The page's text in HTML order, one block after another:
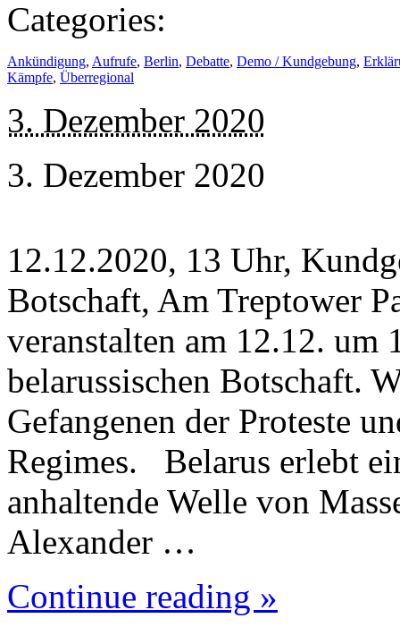
Categories:
Ankündigung, Aufrufe, Berlin, Debatte, Demo / Kundgebung,
Kämpfe, Überregional
3. Dezember 2020
3. Dezember 2020
12.12.2020, 13 Uhr,
Botschaft, Am Treptower
veranstalten am 12.12. um
belarussischen Botschaft.
Gefangenen der Proteste
Regimes. Belarus erlebt
anhaltende Welle von
Alexander …
Continue reading »